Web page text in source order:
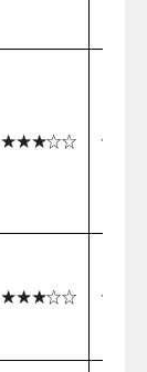
★★★☆☆
★★★☆☆